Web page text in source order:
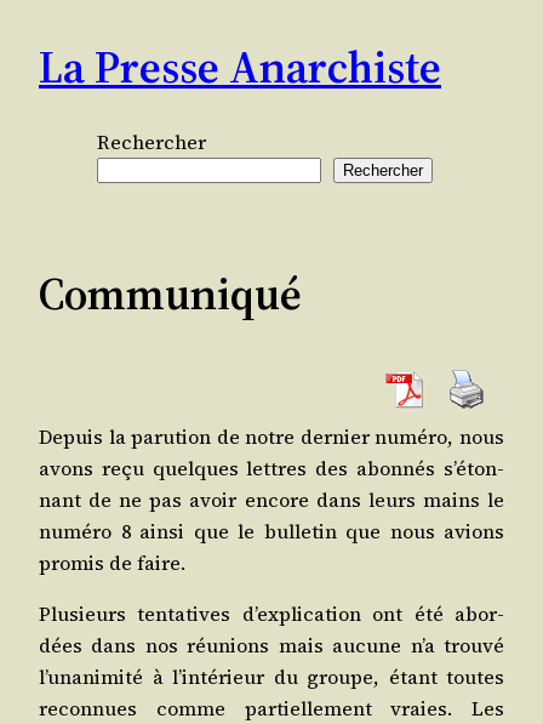
contenu
La Presse Anarchiste
Rechercher
Rechercher
Communiqué
Depuis la paru­tion de notre der­nier numé­ro, nous
avons reçu quelques lettres des abon­nés s’é­ton­
nant de ne pas avoir encore dans leurs mains le
numé­ro 8 ain­si que le bul­le­tin que nous avions
pro­mis de faire.
Plu­sieurs ten­ta­tives d’ex­pli­ca­tion ont été abor­
dées dans nos réunions mais aucune n’a trou­vé
l’u­na­ni­mi­té à l’in­té­rieur du groupe, étant toutes
recon­nues comme par­tiel­le­ment vraies. Les